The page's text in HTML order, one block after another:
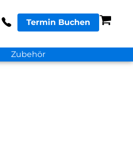
Termin Buchen
Zubehör